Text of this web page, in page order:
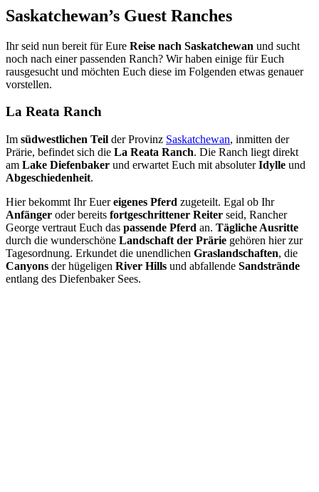
Saskatchewan’s Guest Ranches
Ihr seid nun bereit für Eure Reise nach Saskatchewan und sucht
noch nach einer passenden Ranch? Wir haben einige für Euch
rausgesucht und möchten Euch diese im Folgenden etwas genauer
vorstellen.
La Reata Ranch
Im südwestlichen Teil der Provinz Saskatchewan, inmitten der
Prärie, befindet sich die La Reata Ranch. Die Ranch liegt direkt
am Lake Diefenbaker und erwartet Euch mit absoluterIdylle und
Abgeschiedenheit.
Hier bekommt Ihr Euereigenes Pferd zugeteilt. Egal ob Ihr
Anfänger oder bereits fortgeschrittener Reiter seid, Rancher
George vertraut Euch das passende Pferd an. Tägliche Ausritte
durch die wunderschöne Landschaft der Prärie gehören hier zur
Tagesordnung. Erkundet die unendlichen Graslandschaften, die
Canyons der hügeligen River Hills und abfallende Sandstrände
entlang des Diefenbaker Sees.